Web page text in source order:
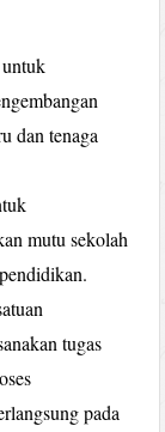
dan tenaga
mutu sekolah
tugas
pada